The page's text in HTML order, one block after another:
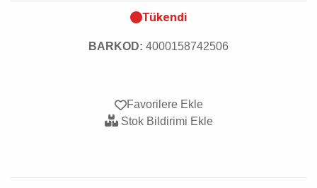
Tükendi
BARKOD: 4000158742506
Favorilere Ekle
Stok Bildirimi Ekle